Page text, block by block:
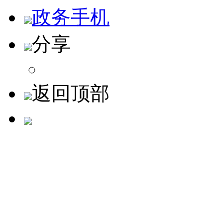
政务手机
分享
返回顶部